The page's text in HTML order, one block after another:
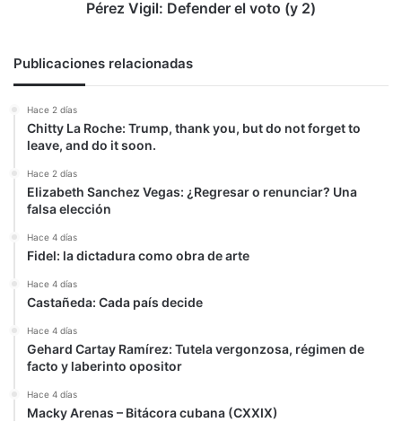
Pérez Vigil: Defender el voto (y 2)
Publicaciones relacionadas
Hace 2 días
Chitty La Roche: Trump, thank you, but do not forget to
leave, and do it soon.
Hace 2 días
Elizabeth Sanchez Vegas: ¿Regresar o renunciar? Una
falsa elección
Hace 4 días
Fidel: la dictadura como obra de arte
Hace 4 días
Castañeda: Cada país decide
Hace 4 días
Gehard Cartay Ramírez: Tutela vergonzosa, régimen de
facto y laberinto opositor
Hace 4 días
Macky Arenas – Bitácora cubana (CXXIX)